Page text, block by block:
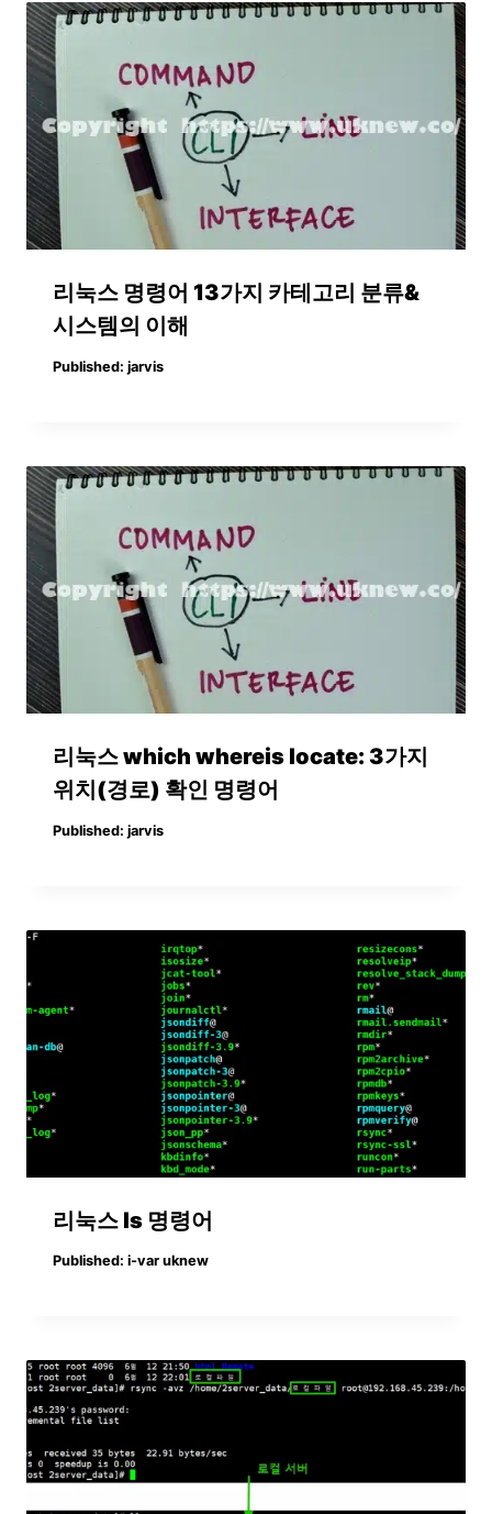
리눅스 명령어 13가지 카테고리 분류&
시스템의 이해
Published: jarvis
리눅스 which whereis locate: 3가지
위치(경로) 확인 명령어
Published: jarvis
리눅스 ls 명령어
Published: i-var uknew